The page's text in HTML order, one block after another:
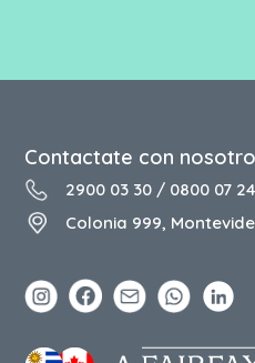
Contactate con
2900 03 30 / 0800 07 24
Colonia 999,